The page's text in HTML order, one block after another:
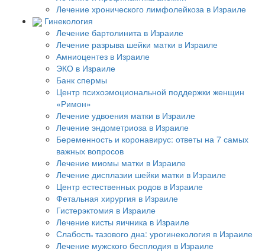
Лечение хронического лимфолейкоза в Израиле
Гинекология
Лечение бартолинита в Израиле
Лечение разрыва шейки матки в Израиле
Амниоцентез в Израиле
ЭКО в Израиле
Банк спермы
Центр психоэмоциональной поддержки женщин
«Римон»
Лечение удвоения матки в Израиле
Лечение эндометриоза в Израиле
Беременность и коронавирус: ответы на 7 самых
важных вопросов
Лечение миомы матки в Израиле
Лечение дисплазии шейки матки в Израиле
Центр естественных родов в Израиле
Фетальная хирургия в Израиле
Гистерэктомия в Израиле
Лечение кисты яичника в Израиле
Слабость тазового дна: урогинекология в Израиле
Лечение мужского бесплодия в Израиле